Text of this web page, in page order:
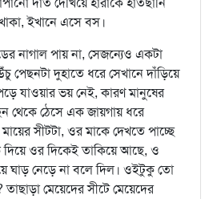
ইখানে এসে বস।
নাগাল পায় না, সেজন্যেও একটা
পেছনটা দুহাতে ধরে সেখানে দাঁড়িয়ে
যাওয়ার ভয় নেই, কারণ মানুষের
ঠেসে এক জায়গায় ধরে
সীটটা, ওর মাকে দেখতে পাচ্ছে
ওর দিকেই তাকিয়ে আছে, ও
ঘাড় নেড়ে না বলে দিল। ওইটুকু তো
মেয়েদের সীটে মেয়েদের